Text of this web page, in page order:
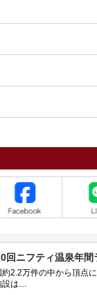
回ニフティ温泉年
約2.2万件の中から頂点
は…